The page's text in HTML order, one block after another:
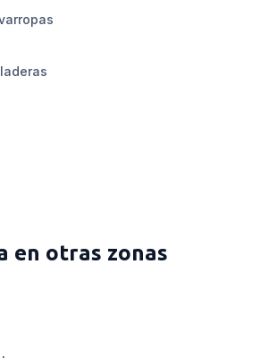
en otras zonas